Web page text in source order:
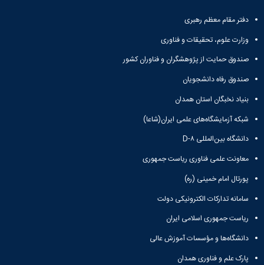
آموزشی
تحصیلات
تکمیلی
دانشجویی
معاونت
پژوهش
و
معاونت
فرهنگی
اجتماعی
نهاد
نمایندگی
مقام
رهبری
تماس
هنر
و
معماری
دامپزشکی
علوم
پایه
علوم
و
اجتماعی
های
دفتر مقام معظم رهبری
وزارت علوم، تحقیقات و فناوری
صندوق حمایت از پژوهشگران و فناوران کشور
صندوق رفاه دانشجویان
بنیاد نخبگان استان همدان
شبکه آزمایشگاه‌های علمی ایران(شاعا)
دانشگاه بین‌المللی D-۸
معاونت علمی فناوری ریاست جمهوری
پورتال امام خمینی (ره)
سامانه تدارکات الکترونیکی دولت
ریاست جمهوری اسلامی ایران
دانشگاه‌ها و مؤسسات آموزش عالی
پارک علم و فناوری همدان